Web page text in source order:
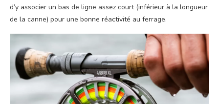
d’y associer un bas de ligne assez court (inférieur à la longueur
de la canne) pour une bonne réactivité au ferrage.